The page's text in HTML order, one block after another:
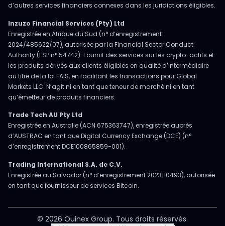
d’autres services financiers connexes dans les juridictions éligibles.
Inzuzo Financial Services (Pty) Ltd
Enregistrée en Afrique du Sud (n° d’enregistrement
2024/485622/07), autorisée par la Financial Sector Conduct
Authority (FSP n° 54742). Fournit des services sur les crypto-actifs et
les produits dérivés aux clients éligibles en qualité d’intermédiaire
au titre de la loi FAIS, en facilitant les transactions pour Global
Markets LLC. N’agit ni en tant que teneur de marché ni en tant
qu’émetteur de produits financiers.
Trade Tech AU Pty Ltd
Enregistrée en Australie (ACN 675363747), enregistrée auprès
d’AUSTRAC en tant que Digital Currency Exchange (DCE) (n°
d’enregistrement DCE100865859-001).
Trading International S.A. de C.V.
Enregistrée au Salvador (n° d’enregistrement 2023110493), autorisée
en tant que fournisseur de services Bitcoin.
© 2026 Ouinex Group. Tous droits réservés.